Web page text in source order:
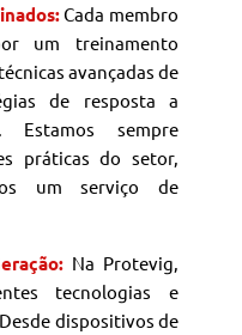
Cada membro
um treinamento
avançadas de
de resposta a
Estamos sempre
práticas do setor,
um serviço de
Na Protevig,
tecnologias e
dispositivos de